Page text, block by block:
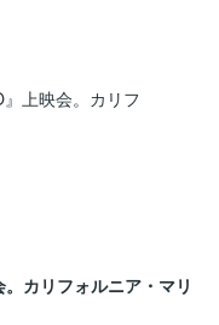
カリフォルニア・マリ